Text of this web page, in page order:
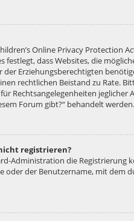
Online Privacy Protection
festlegt, dass Websites, die
der Erziehungsberechtigten
rechtlichen Beistand zu Rate.
Rechtsangelegenheiten jeglicher
Forum gibt?“ behandelt werden.
registrieren?
Administration die
oder der Benutzername, mit